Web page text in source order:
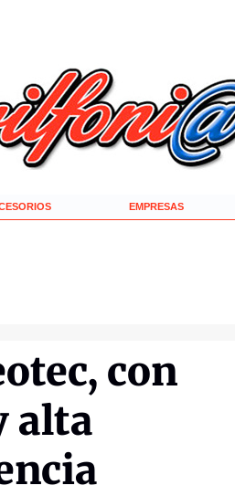
EMPRESAS
con
alta